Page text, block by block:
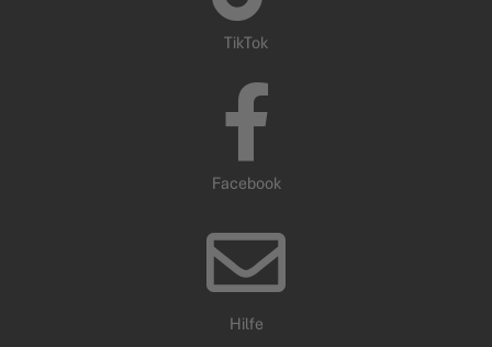
TikTok
Facebook
Hilfe